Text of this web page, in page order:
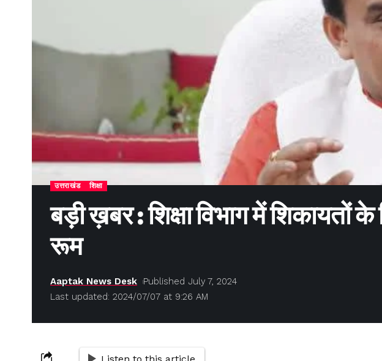
उत्तराखंड शिक्षा
बड़ी ख़बर : शिक्षा विभाग में शिकायतों
रूम
Last updated: 2024/07/07 at 9:26 AM
Aaptak News Desk Published July 7, 2024